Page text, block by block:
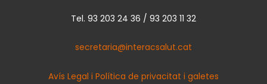
Tel. 93 203 24 36 / 93 203 11 32
secretaria@interacsalut.cat
Avís Legal i Política de privacitat i galetes